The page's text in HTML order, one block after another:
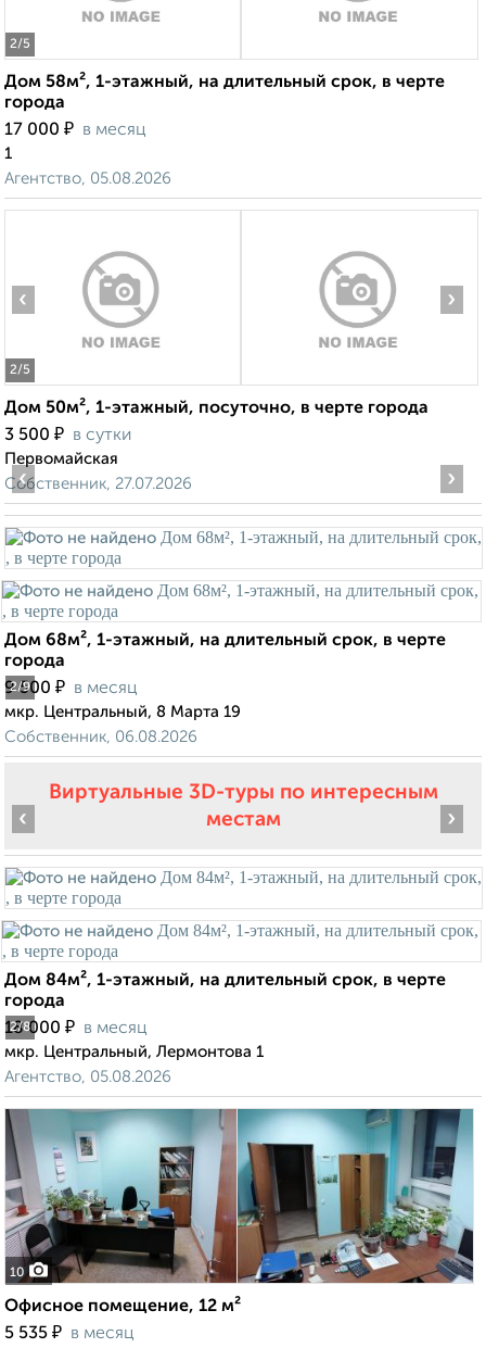
2/5
Дом 58м², 1-этажный, на длительный срок, в черте
города
17 000 ₽ в месяц
1
Агентство, 05.08.2026
2/5
‹ ›
Дом 50м², 1-этажный, посуточно, в черте города
3 500 ₽ в сутки
Первомайская
Собственник, 27.07.2026
2/9
‹ ›
Дом 68м², 1-этажный, на длительный срок, в черте
города
9 500 ₽ в месяц
мкр. Центральный, 8 Марта 19
Собственник, 06.08.2026
Виртуальные 3D-туры по интересным
местам
2/8
‹ ›
Дом 84м², 1-этажный, на длительный срок, в черте
города
18 000 ₽ в месяц
мкр. Центральный, Лермонтова 1
Агентство, 05.08.2026
10
Офисное помещение, 12 м²
5 535 ₽ в месяц